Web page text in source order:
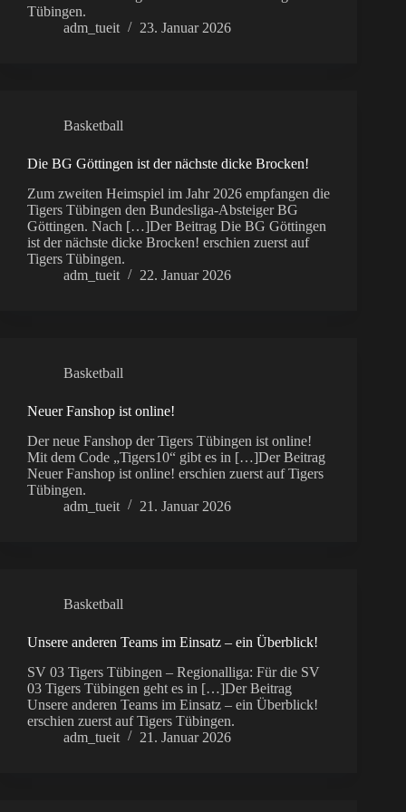
Tübingen.
adm_tueit
23. Januar 2026
Basketball
Die BG Göttingen ist der nächste dicke Brocken!
Zum zweiten Heimspiel im Jahr 2026 empfangen die
Tigers Tübingen den Bundesliga-Absteiger BG
Göttingen. Nach […]Der Beitrag Die BG Göttingen
ist der nächste dicke Brocken! erschien zuerst auf
Tigers Tübingen.
adm_tueit
22. Januar 2026
Basketball
Neuer Fanshop ist online!
Der neue Fanshop der Tigers Tübingen ist online!
Mit dem Code „Tigers10“ gibt es in […]Der Beitrag
Neuer Fanshop ist online! erschien zuerst auf Tigers
Tübingen.
adm_tueit
21. Januar 2026
Basketball
Unsere anderen Teams im Einsatz – ein Überblick!
SV 03 Tigers Tübingen – Regionalliga: Für die SV
03 Tigers Tübingen geht es in […]Der Beitrag
Unsere anderen Teams im Einsatz – ein Überblick!
erschien zuerst auf Tigers Tübingen.
adm_tueit
21. Januar 2026